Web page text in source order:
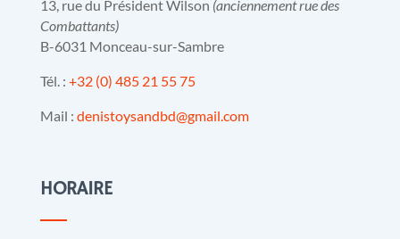
13, rue du Président Wilson (anciennement rue des
Combattants)
B-6031 Monceau-sur-Sambre
Tél. : +32 (0) 485 21 55 75
Mail : denistoysandbd@gmail.com
HORAIRE